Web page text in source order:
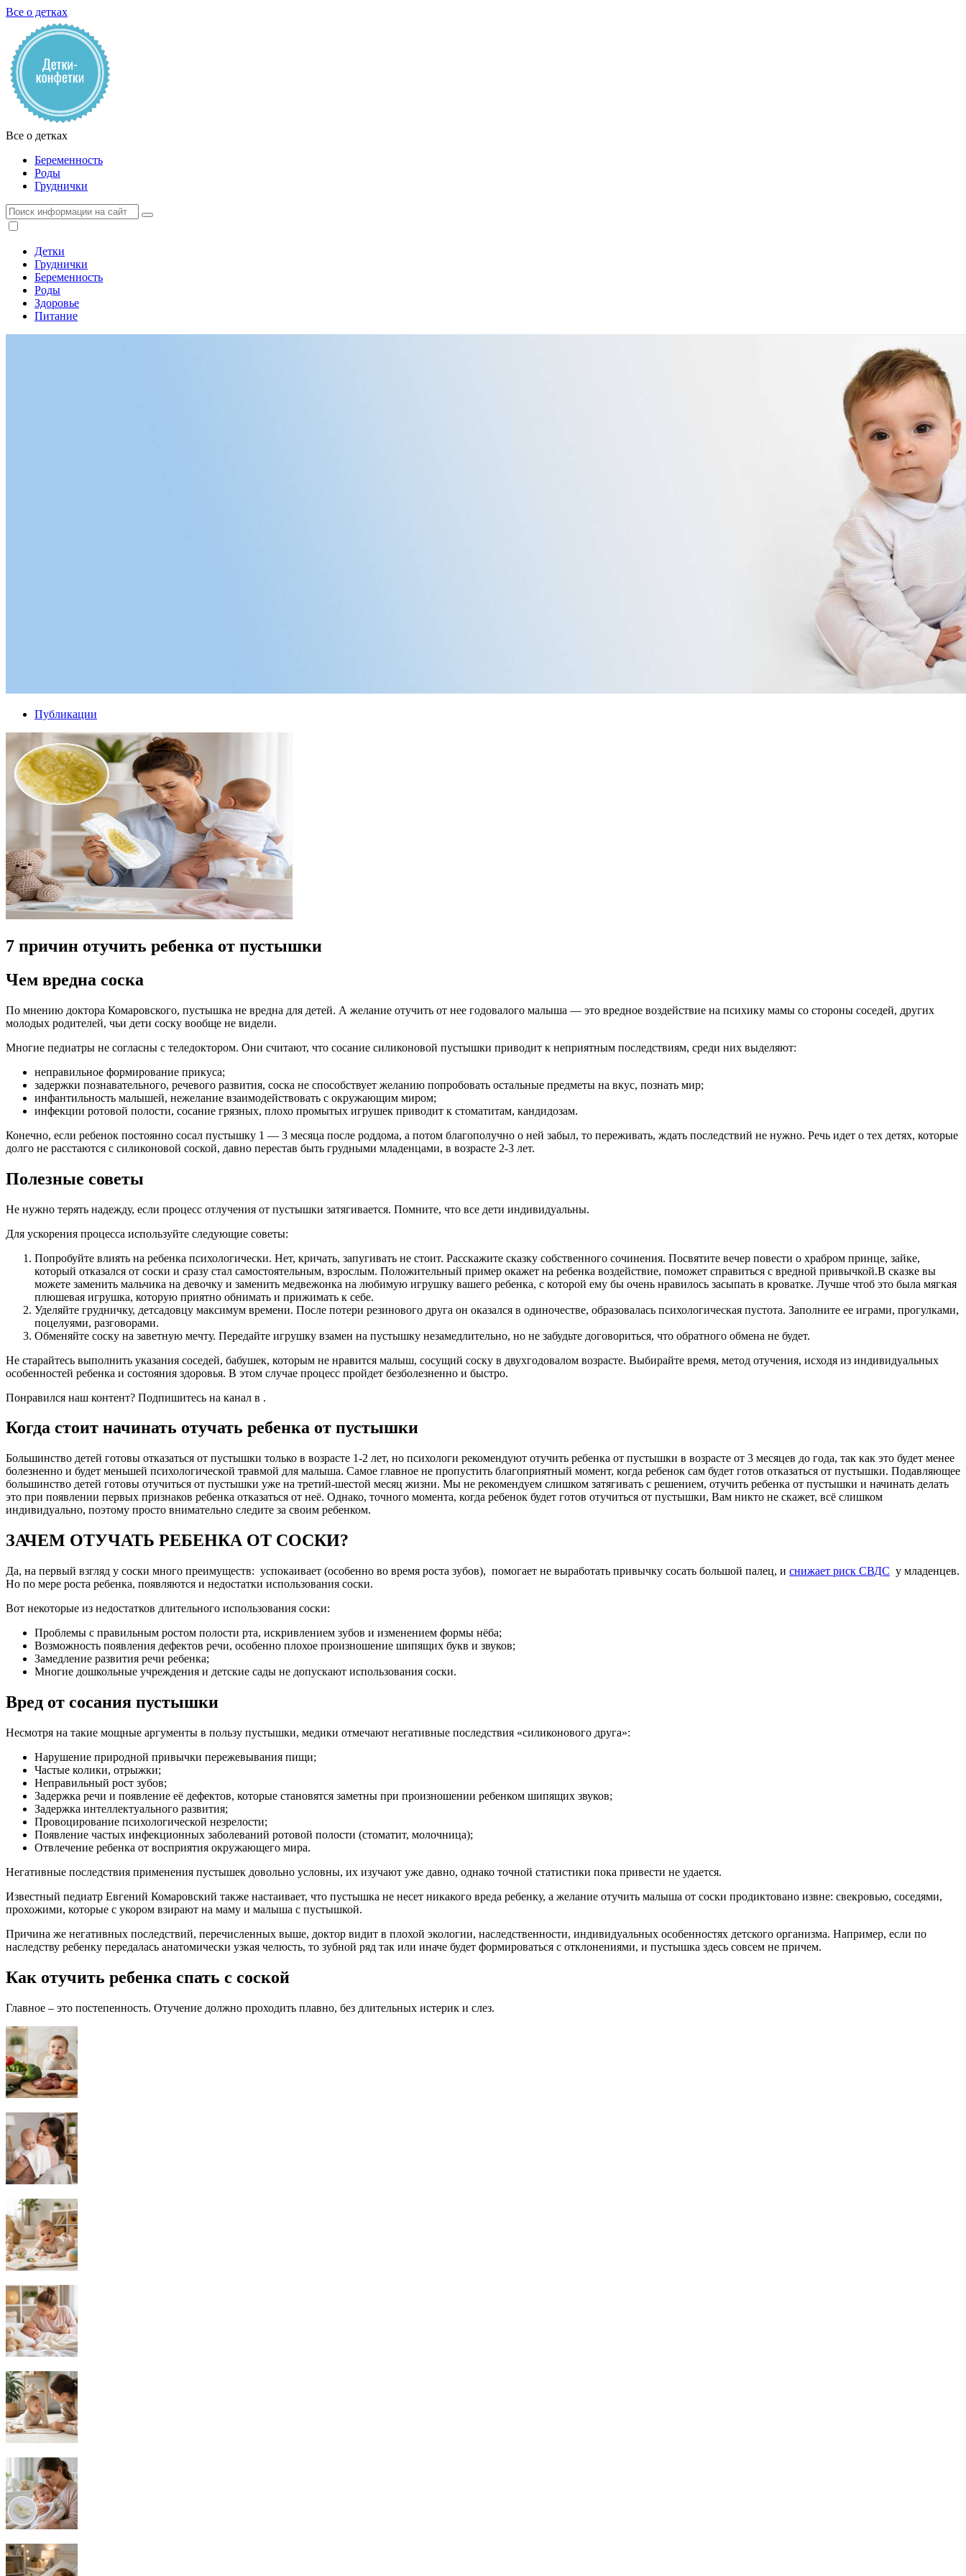
Все о детках
Все о детках
Беременность
Роды
Груднички
Детки
Груднички
Беременность
Роды
Здоровье
Питание
Публикации
7 причин отучить ребенка от пустышки
Чем вредна соска
По мнению доктора Комаровского, пустышка не вредна для детей. А желание отучить от нее годовалого малыша — это вредное воздействие на психику мамы со стороны соседей, других
молодых родителей, чьи дети соску вообще не видели.
Многие педиатры не согласны с теледоктором. Они считают, что сосание силиконовой пустышки приводит к неприятным последствиям, среди них выделяют:
неправильное формирование прикуса;
задержки познавательного, речевого развития, соска не способствует желанию попробовать остальные предметы на вкус, познать мир;
инфантильность малышей, нежелание взаимодействовать с окружающим миром;
инфекции ротовой полости, сосание грязных, плохо промытых игрушек приводит к стоматитам, кандидозам.
Конечно, если ребенок постоянно сосал пустышку 1 — 3 месяца после роддома, а потом благополучно о ней забыл, то переживать, ждать последствий не нужно. Речь идет о тех детях, которые
долго не расстаются с силиконовой соской, давно перестав быть грудными младенцами, в возрасте 2-3 лет.
Полезные советы
Не нужно терять надежду, если процесс отлучения от пустышки затягивается. Помните, что все дети индивидуальны.
Для ускорения процесса используйте следующие советы:
Попробуйте влиять на ребенка психологически. Нет, кричать, запугивать не стоит. Расскажите сказку собственного сочинения. Посвятите вечер повести о храбром принце, зайке,
который отказался от соски и сразу стал самостоятельным, взрослым. Положительный пример окажет на ребенка воздействие, поможет справиться с вредной привычкой.В сказке вы
можете заменить мальчика на девочку и заменить медвежонка на любимую игрушку вашего ребенка, с которой ему бы очень нравилось засыпать в кроватке. Лучше чтоб это была мягкая
плюшевая игрушка, которую приятно обнимать и прижимать к себе.
Уделяйте грудничку, детсадовцу максимум времени. После потери резинового друга он оказался в одиночестве, образовалась психологическая пустота. Заполните ее играми, прогулками,
поцелуями, разговорами.
Обменяйте соску на заветную мечту. Передайте игрушку взамен на пустышку незамедлительно, но не забудьте договориться, что обратного обмена не будет.
Не старайтесь выполнить указания соседей, бабушек, которым не нравится малыш, сосущий соску в двухгодовалом возрасте. Выбирайте время, метод отучения, исходя из индивидуальных
особенностей ребенка и состояния здоровья. В этом случае процесс пройдет безболезненно и быстро.
Понравился наш контент? Подпишитесь на канал в .
Когда стоит начинать отучать ребенка от пустышки
Большинство детей готовы отказаться от пустышки только в возрасте 1-2 лет, но психологи рекомендуют отучить ребенка от пустышки в возрасте от 3 месяцев до года, так как это будет менее
болезненно и будет меньшей психологической травмой для малыша. Самое главное не пропустить благоприятный момент, когда ребенок сам будет готов отказаться от пустышки. Подавляющее
большинство детей готовы отучиться от пустышки уже на третий-шестой месяц жизни. Мы не рекомендуем слишком затягивать с решением, отучить ребенка от пустышки и начинать делать
это при появлении первых признаков ребенка отказаться от неё. Однако, точного момента, когда ребенок будет готов отучиться от пустышки, Вам никто не скажет, всё слишком
индивидуально, поэтому просто внимательно следите за своим ребенком.
ЗАЧЕМ ОТУЧАТЬ РЕБЕНКА ОТ СОСКИ?
Да, на первый взгляд у соски много преимуществ: успокаивает (особенно во время роста зубов), помогает не выработать привычку сосать большой палец, и снижает риск СВДС у младенцев.
Но по мере роста ребенка, появляются и недостатки использования соски.
Вот некоторые из недостатков длительного использования соски:
Проблемы с правильным ростом полости рта, искривлением зубов и изменением формы нёба;
Возможность появления дефектов речи, особенно плохое произношение шипящих букв и звуков;
Замедление развития речи ребенка;
Многие дошкольные учреждения и детские сады не допускают использования соски.
Вред от сосания пустышки
Несмотря на такие мощные аргументы в пользу пустышки, медики отмечают негативные последствия «силиконового друга»:
Нарушение природной привычки пережевывания пищи;
Частые колики, отрыжки;
Неправильный рост зубов;
Задержка речи и появление её дефектов, которые становятся заметны при произношении ребенком шипящих звуков;
Задержка интеллектуального развития;
Провоцирование психологической незрелости;
Появление частых инфекционных заболеваний ротовой полости (стоматит, молочница);
Отвлечение ребенка от восприятия окружающего мира.
Негативные последствия применения пустышек довольно условны, их изучают уже давно, однако точной статистики пока привести не удается.
Известный педиатр Евгений Комаровский также настаивает, что пустышка не несет никакого вреда ребенку, а желание отучить малыша от соски продиктовано извне: свекровью, соседями,
прохожими, которые с укором взирают на маму и малыша с пустышкой.
Причина же негативных последствий, перечисленных выше, доктор видит в плохой экологии, наследственности, индивидуальных особенностях детского организма. Например, если по
наследству ребенку передалась анатомически узкая челюсть, то зубной ряд так или иначе будет формироваться с отклонениями, и пустышка здесь совсем не причем.
Как отучить ребенка спать с соской
Главное – это постепенность. Отучение должно проходить плавно, без длительных истерик и слез.